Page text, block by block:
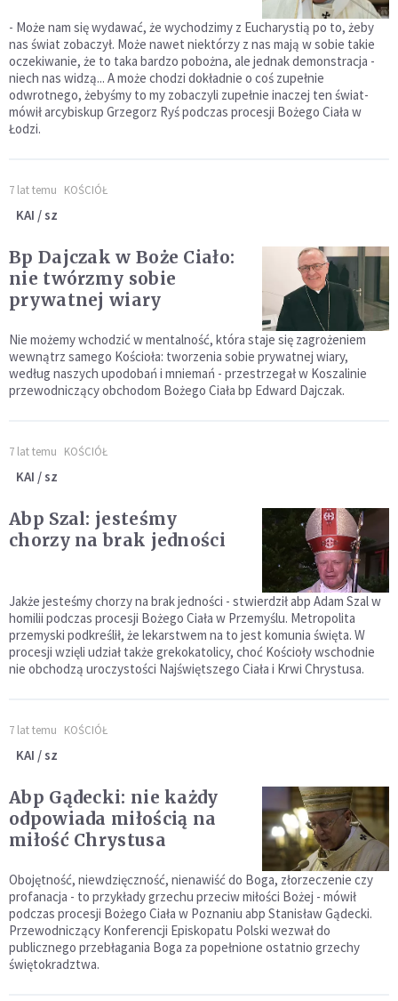
- Może nam się wydawać, że wychodzimy z Eucharystią po to, żeby
nas świat zobaczył. Może nawet niektórzy z nas mają w sobie takie
oczekiwanie, że to taka bardzo pobożna, ale jednak demonstracja -
niech nas widzą... A może chodzi dokładnie o coś zupełnie
odwrotnego, żebyśmy to my zobaczyli zupełnie inaczej ten świat-
mówił arcybiskup Grzegorz Ryś podczas procesji Bożego Ciała w
Łodzi.
7 lat temu KOŚCIÓŁ
KAI / sz
Bp Dajczak w Boże Ciało:
nie twórzmy sobie
prywatnej wiary
Nie możemy wchodzić w mentalność, która staje się zagrożeniem
wewnątrz samego Kościoła: tworzenia sobie prywatnej wiary,
według naszych upodobań i mniemań - przestrzegał w Koszalinie
przewodniczący obchodom Bożego Ciała bp Edward Dajczak.
7 lat temu KOŚCIÓŁ
KAI / sz
Abp Szal: jesteśmy
chorzy na brak jedności
Jakże jesteśmy chorzy na brak jedności - stwierdził abp Adam Szal w
homilii podczas procesji Bożego Ciała w Przemyślu. Metropolita
przemyski podkreślił, że lekarstwem na to jest komunia święta. W
procesji wzięli udział także grekokatolicy, choć Kościoły wschodnie
nie obchodzą uroczystości Najświętszego Ciała i Krwi Chrystusa.
7 lat temu KOŚCIÓŁ
KAI / sz
Abp Gądecki: nie każdy
odpowiada miłością na
miłość Chrystusa
Obojętność, niewdzięczność, nienawiść do Boga, złorzeczenie czy
profanacja - to przykłady grzechu przeciw miłości Bożej - mówił
podczas procesji Bożego Ciała w Poznaniu abp Stanisław Gądecki.
Przewodniczący Konferencji Episkopatu Polski wezwał do
publicznego przebłagania Boga za popełnione ostatnio grzechy
świętokradztwa.